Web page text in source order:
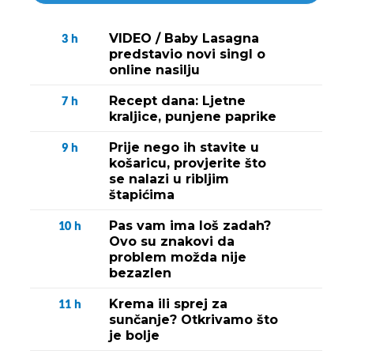
3 h
VIDEO / Baby Lasagna
predstavio novi singl o
online nasilju
7 h
Recept dana: Ljetne
kraljice, punjene paprike
9 h
Prije nego ih stavite u
košaricu, provjerite što
se nalazi u ribljim
štapićima
10 h
Pas vam ima loš zadah?
Ovo su znakovi da
problem možda nije
bezazlen
11 h
Krema ili sprej za
sunčanje? Otkrivamo što
je bolje